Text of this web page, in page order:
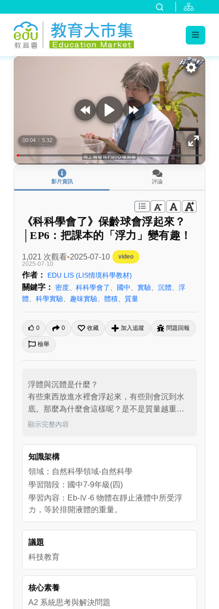
:::
00:04 / 5:32
影片資訊 評論
《科科學會了》保齡球會浮起來？
│EP6：把課本的「浮力」變有趣！
1,021 次觀看 2025-07-10
video
2025-07-10
作者： EDU LIS (LIS情境科學教材)
關鍵字： 密度 科科學會了 國中 實驗 沉體
浮
體
科學實驗 趣味實驗 體積 質量
0 0 收藏 加入追蹤 問題回報
檢舉
浮體與沉體是什麼？
有些東西放進水裡會浮起來，有些則會沉到水
底。那麼為什麼會這樣呢？是不是質量越重，
或體積越大的東西，就一定會沉下去呢？
其實不是喔！這跟質量和體積都有關，這兩者
的改變都會影響到物體的「密度」。
如果兩個東西質量一樣重，但其中一個體積比
較小，那它的密度就比較大。
如果兩個東西體積一樣大，但其中一個質量比
不過除了物體密度以外，還有一個決定物體是
否會沉會浮的關鍵，就是水的密度，如果物體
的密度大於水的密度時，就會往下沉，成為沉
往上浮，成為浮體。
顯示完整內容
知識架構
領域：自然科學領域-自然科學
學習階段：國中7-9年級(四)
學習內容：Eb-Ⅳ-6 物體在靜止液體中所受浮
力，等於排開液體的重量。
議題
科技教育
核心素養
A2 系統思考與解決問題